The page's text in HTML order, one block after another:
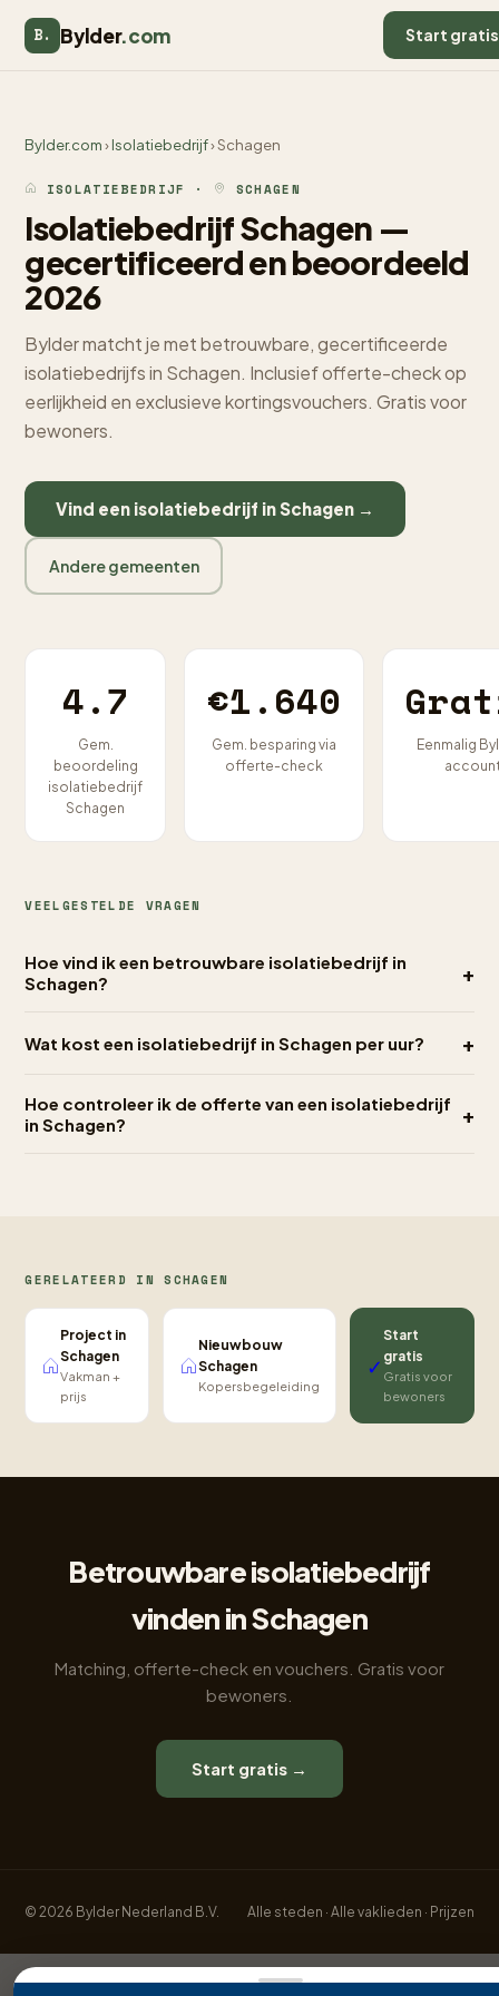
B. Bylder.com Start
Bylder.com›Isolatiebedrijf› Schagen
ISOLATIEBEDRIJF · SCHAGEN
Isolatiebedrijf Schagen —
gecertificeerd en beoordeeld
2026
Bylder matcht je met betrouwbare, gecertificeerde
isolatiebedrijfs in Schagen. Inclusief offerte-check op
eerlijkheid en exclusieve kortingsvouchers. Gratis voor
bewoners.
Vind een isolatiebedrijf in Schagen →
Andere gemeenten
4.7
Gem.
beoordeling
isolatiebedrijf
Schagen
€1.640
Gem. besparing via
offerte-check
Eenmalig
VEELGESTELDE VRAGEN
Hoe vind ik een betrouwbare isolatiebedrijf in
Schagen?
+
Wat kost een isolatiebedrijf in Schagen per uur? +
Hoe controleer ik de offerte van een isolatiebedrijf
in Schagen?
+
GERELATEERD IN SCHAGEN
Project in
Schagen
Vakman +
prijs
Nieuwbouw
Schagen
Kopersbegeleiding
✓
Start
gratis
Gratis voor
bewoners
Betrouwbare isolatiebedrijf
vinden in Schagen
Matching, offerte-check en vouchers. Gratis voor
bewoners.
Start gratis →
© 2026 Bylder Nederland B.V. Alle steden · Alle vaklieden · Prijzen